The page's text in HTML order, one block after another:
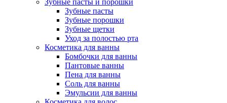
Зубные пасты и порошки
Зубные пасты
Зубные порошки
Зубные щетки
Уход за полостью рта
Косметика для ванны
Бомбочки для ванны
Пантовые ванны
Пена для ванны
Соль для ванны
Эмульсии для ванны